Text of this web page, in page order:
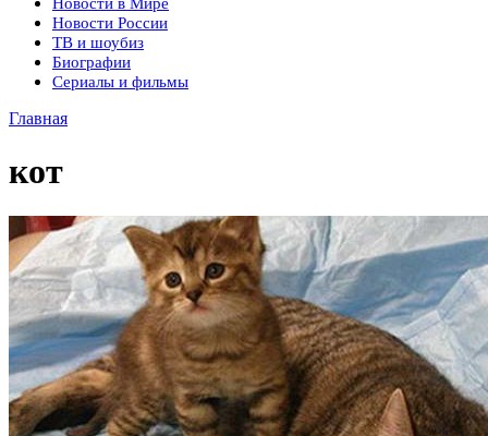
Новости России
ТВ и шоубиз
Биографии
Сериалы и фильмы
Главная
кот